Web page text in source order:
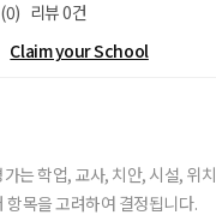
(0) 리뷰0건
Claim your School
는 학업, 교사, 치안, 시설, 위치
항목을 고려하여 결정됩니다.